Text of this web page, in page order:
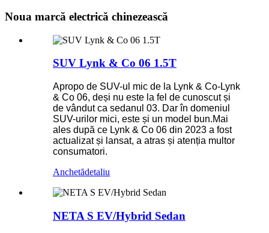
Noua marcă electrică chinezească
SUV Lynk & Co 06 1.5T
Apropo de SUV-ul mic de la Lynk & Co-Lynk
& Co 06, deși nu este la fel de cunoscut și
de vândut ca sedanul 03. Dar în domeniul
SUV-urilor mici, este și un model bun.Mai
ales după ce Lynk & Co 06 din 2023 a fost
actualizat și lansat, a atras și atenția multor
consumatori.
Anchetădetaliu
NETA S EV/Hybrid Sedan